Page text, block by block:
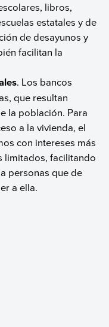
libros,
estatales y de
de desayunos y
facilitan la
. Los bancos
que resultan
la población. Para
a la vivienda, el
con intereses más
limitados, facilitando
personas que de
a ella.